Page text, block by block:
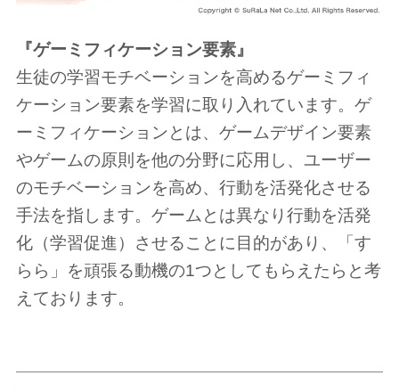
『ゲーミフィケーション要素』
生徒の学習モチベーションを高めるゲーミフィ
ケーション要素を学習に取り入れています。ゲ
ーミフィケーションとは、ゲームデザイン要素
やゲームの原則を他の分野に応用し、ユーザー
のモチベーションを高め、行動を活発化させる
手法を指します。ゲームとは異なり行動を活発
化（学習促進）させることに目的があり、「す
らら」を頑張る動機の1つとしてもらえたらと考
えております。